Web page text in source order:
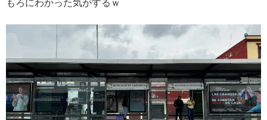
もろにわかった気がするｗ